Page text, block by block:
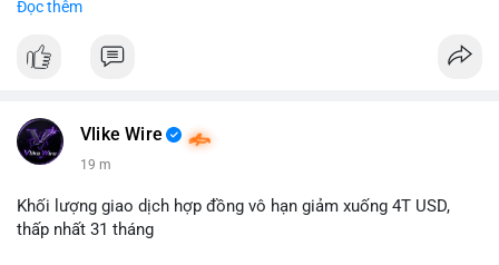
📰 Nguồn: Cointelegraph
Đọc thêm
Vlike Wire
19 m
Khối lượng giao dịch hợp đồng vô hạn giảm xuống 4T USD,
thấp nhất 31 tháng